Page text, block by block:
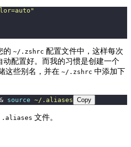
"
的 ~/.zshrc 配置文件中，这样每次
配置好。而我的习惯是创建一个
这些别名，并在 ~/.zshrc 中添加下
source ~/.aliases Copy
.aliases 文件。